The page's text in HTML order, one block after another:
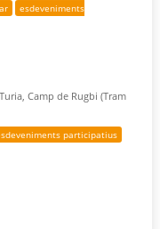
esdeveniments
Camp de Rugbi (Tram
participatius